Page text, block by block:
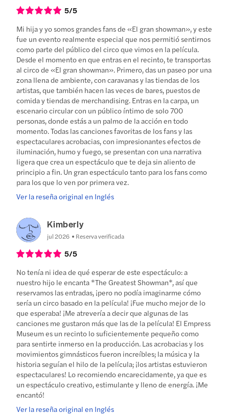
5/5
Mi hija y yo somos grandes fans de «El gran showman», y este
fue un evento realmente especial que nos permitió sentirnos
como parte del público del circo que vimos en la película.
Desde el momento en que entras en el recinto, te transportas
al circo de «El gran showman». Primero, das un paseo por una
zona llena de ambiente, con caravanas y las tiendas de los
artistas, que también hacen las veces de bares, puestos de
comida y tiendas de merchandising. Entras en la carpa, un
escenario circular con un público íntimo de solo 700
personas, donde estás a un palmo de la acción en todo
momento. Todas las canciones favoritas de los fans y las
espectaculares acrobacias, con impresionantes efectos de
iluminación, humo y fuego, se presentan con una narrativa
ligera que crea un espectáculo que te deja sin aliento de
principio a fin. Un gran espectáculo tanto para los fans como
para los que lo ven por primera vez.
Ver la reseña original en Inglés
Kimberly
jul 2026 Reserva verificada
5/5
No tenía ni idea de qué esperar de este espectáculo: a
nuestro hijo le encanta *The Greatest Showman*, así que
reservamos las entradas, ¡pero no podía imaginarme cómo
sería un circo basado en la película! ¡Fue mucho mejor de lo
que esperaba! ¡Me atrevería a decir que algunas de las
canciones me gustaron más que las de la película! El Empress
Museum es un recinto lo suficientemente pequeño como
para sentirte inmerso en la producción. Las acrobacias y los
movimientos gimnásticos fueron increíbles; la música y la
historia seguían el hilo de la película; ¡los artistas estuvieron
espectaculares! Lo recomiendo encarecidamente, ya que es
un espectáculo creativo, estimulante y lleno de energía. ¡Me
encantó!
Ver la reseña original en Inglés